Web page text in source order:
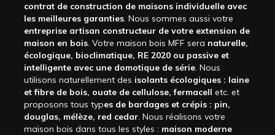
contrat de construction de maisons individuelle avec
les meilleures garanties. Nous sommes aussi votre
entreprise artisan constructeur de votre extension de
maison en bois. Votre maison bois MFF sera naturelle,
écologique, bioclimatique, RE 2020 ou passive et
intelligente avec une domotique de série. Nous
utilisons naturellement des isolants écologiques : laine
et fibre de bois, ouate de cellulose, fermacell etc. et
proposons tous types de bardages et crépis : pin,
douglas, mélèze, red cedar. Nous réalisons votre
maison bois dans tous les styles : maison moderne